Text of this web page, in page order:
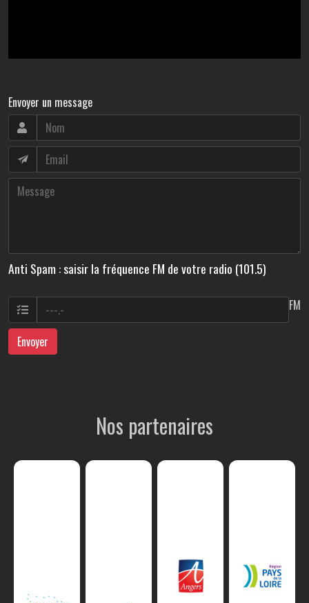
Envoyer un message
Anti Spam : saisir la fréquence FM de votre radio (101.5)
FM
Envoyer
Nos partenaires